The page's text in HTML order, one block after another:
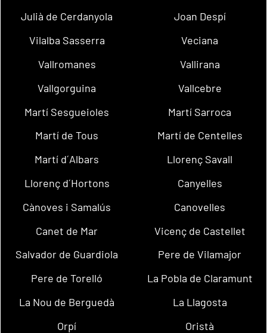
Julià de Cerdanyola
Joan Despí
Vilalba Sasserra
Veciana
Vallromanes
Vallirana
Vallgorguina
Vallcebre
Martí Sesgueioles
Martí Sarroca
Martí de Tous
Martí de Centelles
Martí d´Albars
Llorenç Savall
Llorenç d´Hortons
Canyelles
Cànoves i Samalús
Canovelles
Canet de Mar
Vicenç de Castellet
Salvador de Guardiola
Pere de Vilamajor
Pere de Torelló
La Pobla de Claramunt
La Nou de Berguedà
La Llagosta
Orpí
Oristà